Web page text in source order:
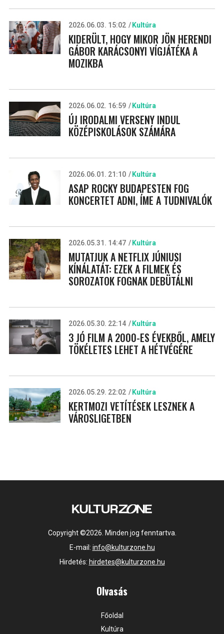
2026.06.03. 15:02 Kultúra
KIDERÜLT, HOGY MIKOR JÖN HERENDI
GÁBOR KARÁCSONYI VÍGJÁTÉKA A
MOZIKBA
2026.06.02. 16:59 Kultúra
ÚJ IRODALMI VERSENY INDUL
KÖZÉPISKOLÁSOK SZÁMÁRA
2026.06.01. 21:10 Kultúra
ASAP ROCKY BUDAPESTEN FOG
KONCERTET ADNI, ÍME A TUDNIVALÓK
2026.05.31. 14:47 Kultúra
MUTATJUK A NETFLIX JÚNIUSI
KÍNÁLATÁT: EZEK A FILMEK ÉS
SOROZATOK FOGNAK DEBÜTÁLNI
2026.05.30. 22:14 Kultúra
3 JÓ FILM A 2000-ES ÉVEKBŐL, AMELY
TÖKÉLETES LEHET A HÉTVÉGÉRE
2026.05.29. 22:02 Kultúra
KERTMOZI VETÍTÉSEK LESZNEK A
VÁROSLIGETBEN
Copyright ©2026. Minden jog fenntartva.
E-mail: info@kulturzone.hu
Hirdetés: hirdetes@kulturzone.hu
Olvasás
Főoldal
Kultúra